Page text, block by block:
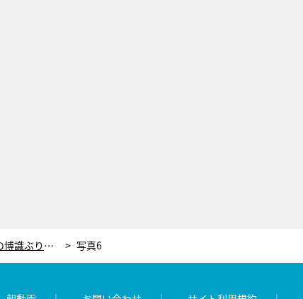
池上彰、年の差55歳“博士ちゃん”の博識ぶりにびっくり！「私よりはるかに知識がある」 写真6